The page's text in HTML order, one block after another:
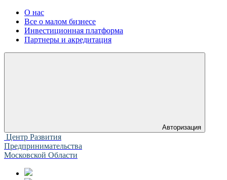
О нас
Все о малом бизнесе
Инвестиционная платформа
Партнеры и акредитация
Авторизация
Центр Развития
Предпринимательства
Московской Области